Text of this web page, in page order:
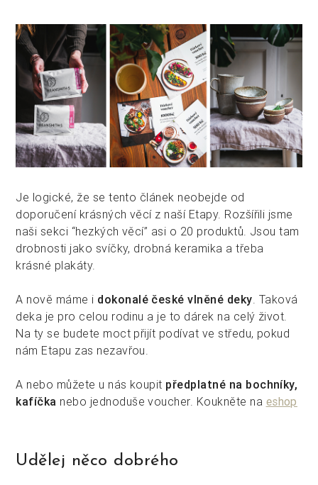
Je logické, že se tento článek neobejde od
doporučení krásných věcí z naší Etapy. Rozšířili jsme
naši sekci “hezkých věcí” asi o 20 produktů. Jsou tam
drobnosti jako svíčky, drobná keramika a třeba
krásné plakáty.
A nově máme i dokonalé české vlněné deky . Taková
deka je pro celou rodinu a je to dárek na celý život.
Na ty se budete moct přijít podívat ve středu, pokud
nám Etapu zas nezavřou.
A nebo můžete u nás koupit předplatné na bochníky,
kafíčka nebo jednoduše voucher. Koukněte na eshop
Udělej něco dobrého